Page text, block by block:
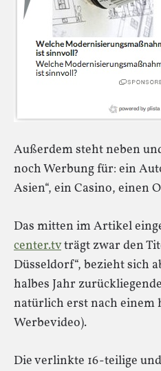
Außerdem steht neben
noch Werbung für: ein
Asien“, ein Casino, einen
Das mitten im Artikel
center.tvträgt zwar den
Düsseldorf“, bezieht sich
halbes Jahr
natürlich erst nach einem
Werbevideo).
Die verlinkte 16-teilige